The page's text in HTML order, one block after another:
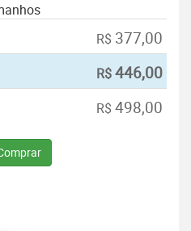
R$ 377,00
R$446,00
R$ 498,00